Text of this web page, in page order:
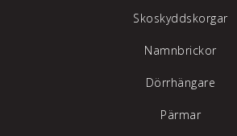
Skoskyddskorgar
Namnbrickor
Dörrhängare
Pärmar